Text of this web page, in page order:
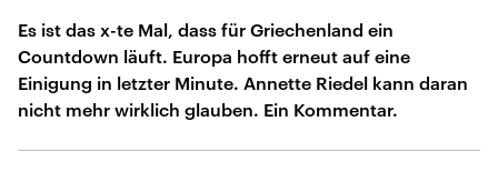
Es ist das x-te Mal, dass für Griechenland ein
Countdown läuft. Europa hofft erneut auf eine
Einigung in letzter Minute. Annette Riedel kann daran
nicht mehr wirklich glauben. Ein Kommentar.